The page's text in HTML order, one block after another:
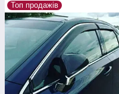
Топ продажів